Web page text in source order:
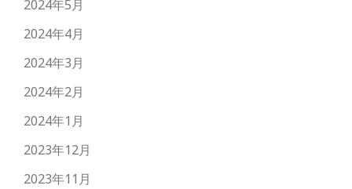
2024年5月
2024年4月
2024年3月
2024年2月
2024年1月
2023年12月
2023年11月